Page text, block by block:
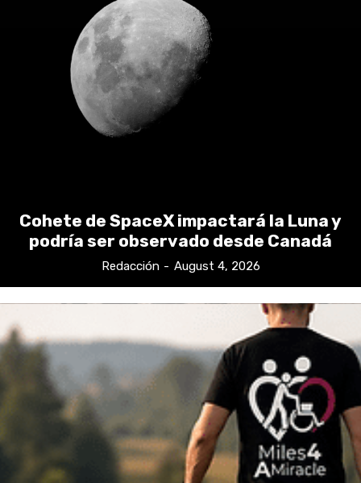
Cohete de SpaceX impactará la Luna y
podría ser observado desde Canadá
Redacción - August 4, 2026